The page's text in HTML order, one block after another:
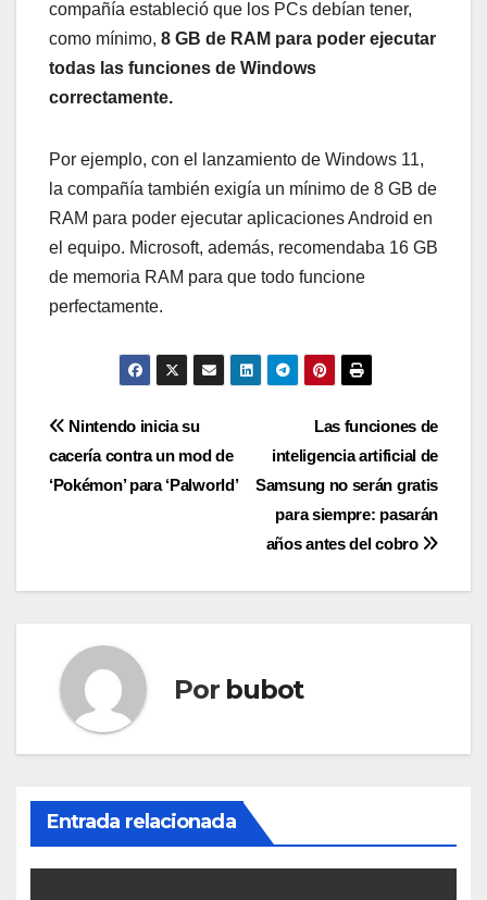
compañía estableció que los PCs debían tener,
como mínimo, 8 GB de RAM para poder ejecutar
todas las funciones de Windows
correctamente.
Por ejemplo, con el lanzamiento de Windows 11,
la compañía también exigía un mínimo de 8 GB de
RAM para poder ejecutar aplicaciones Android en
el equipo. Microsoft, además, recomendaba 16 GB
de memoria RAM para que todo funcione
perfectamente.
Navegación
de
Las funciones de
inteligencia artificial de
Samsung no serán gratis
para siempre: pasarán
años antes del cobro
Nintendo inicia su
cacería contra un mod de
‘Pokémon’ para ‘Palworld’
Por bubot
Entrada relacionada